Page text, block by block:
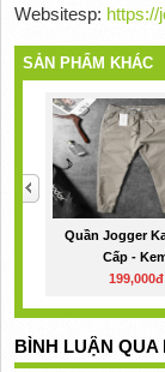
Websitesp: https://
SẢN PHẨM KHÁC
Quần Jogger
Cấp -
199,000đ
BÌNH LUẬN QUA